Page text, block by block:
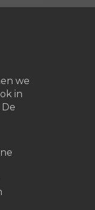
we
in